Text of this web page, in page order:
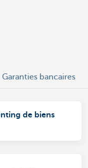
Garanties bancaires
de biens